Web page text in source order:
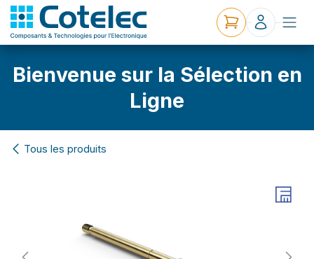
Bienvenue sur la Sélection en
Ligne
Tous les produits